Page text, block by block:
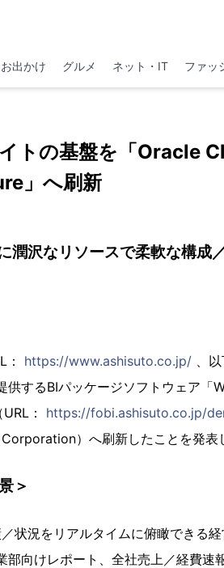
出かけ グルメ ネット・IT ファッ
トの基盤を「Oracle
」へ刷新
沢なリソースで柔軟な構成
： https://www.ashisuto.co.jp/ 、
するBIパッケージソフトウェア「
： https://fobi.ashisuto.co.jp/
）へ刷新したことを発表
＞
状況をリアルタイムに俯瞰できる
向けレポート、全社売上／経費速